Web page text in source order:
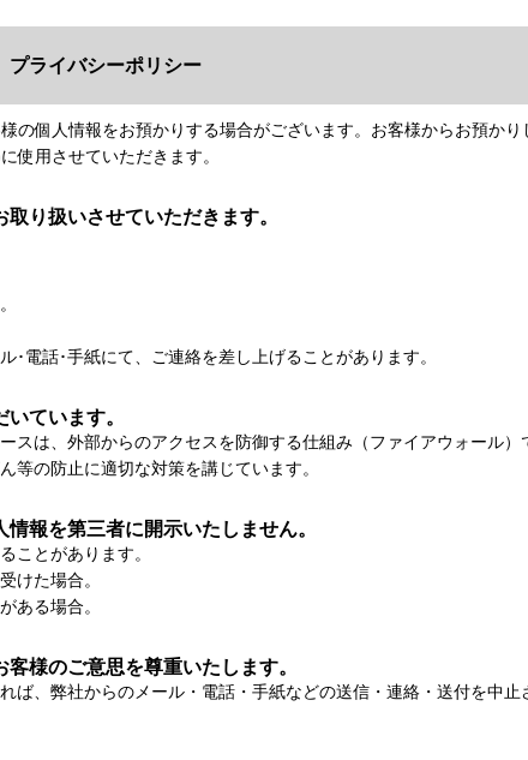
プライバシーポリシー
個人情報をお預かりする場合がございます。お客様からお預かり
使用させていただきます。
り扱いさせていただきます。
電話･手紙にて、ご連絡を差し上げることがあります。
ています。
スは、外部からのアクセスを防御する仕組み（ファイアウォール）
等の防止に適切な対策を講じています。
報を第三者に開示いたしません。
ことがあります。
けた場合。
ある場合。
様のご意思を尊重いたします。
ば、弊社からのメール・電話・手紙などの送信・連絡・送付を中止